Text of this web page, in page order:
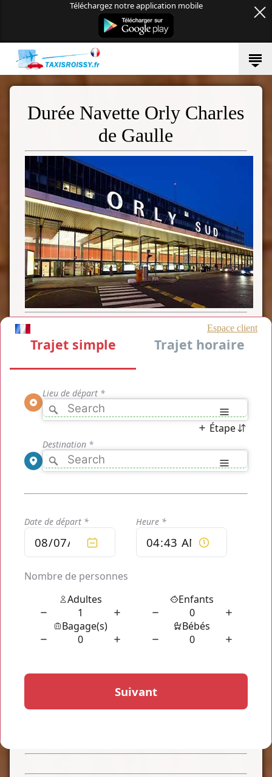
Téléchargez notre application mobile
Durée Navette Orly Charles
de Gaulle
[WIDGET-1]
Durée
Gaulle
disposer, réservez-le directement en ligne.
durée d'une navette Orly à Charles de Gaulle est
d'environ 40 minutes de trajet.Profitez d'un
temps de transport record pour un tarif tout à fait
abordable et avantageux. En réservant votre
Pour le tarif, vous en prendrez connaissance lors
de votre simulation et le tout en ligne. C'est
n'importe quel moment de la journée. Ainsi, vous